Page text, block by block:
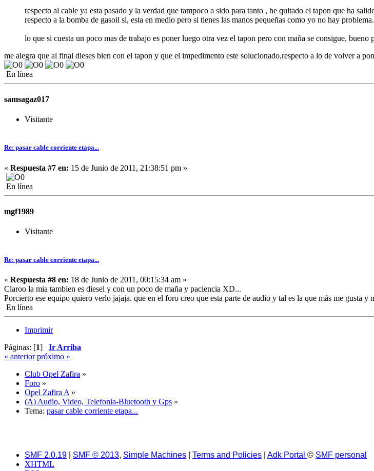
respecto al cable ya esta pasado y la verdad que tampoco a sido para tanto , he quitado el tapon que ha
respecto a la bomba de gasoil si, esta en medio pero si tienes las manos pequeñas como yo no hay problema.
lo que si cuesta un poco mas de trabajo es poner luego otra vez el tapon pero con maña se consigue,
me alegra que al final dieses bien con el tapon y que el impedimento este solucionado,respecto a lo de volver a
En línea
samsagaz017
Visitante
Re: pasar cable corriente etapa...
« Respuesta #7 en: 15 de Junio de 2011, 21:38:51 pm »
En línea
mgf1989
Visitante
Re: pasar cable corriente etapa...
« Respuesta #8 en: 18 de Junio de 2011, 00:15:34 am »
Claroo la mia tambien es diesel y con un poco de maña y paciencia XD...
Porcierto ese equipo quiero verlo jajaja. que en el foro creo que esta parte de audio y tal es la que más me gusta y
En línea
Imprimir
Páginas: [1] Ir Arriba
« anterior próximo »
Club Opel Zafira »
Foro »
Opel Zafira A»
(A) Audio, Video, Telefonia-Bluetooth y Gps »
Tema: pasar cable corriente etapa...
SMF 2.0.19 SMF © 2013, Simple Machines Terms and Policies Adk Portal © SMF personal
XHTML